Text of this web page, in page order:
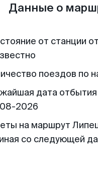
Данные о
от станции
поездов по
дата
2026
на маршрут
со следующей